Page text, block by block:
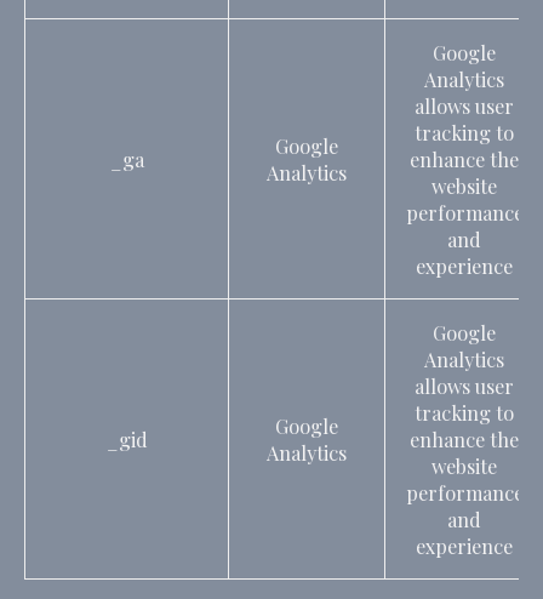
_ga
Google
Analytics
Google
Analytics
allows user
tracking to
enhance the
website
performance
and
experience
_gid
Google
Analytics
Google
Analytics
allows user
tracking to
enhance the
website
performance
and
experience